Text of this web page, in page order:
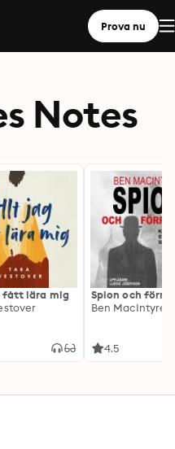
Prova nu
Notes
lära mig
Spion och
Ben MacIntyre
4.5